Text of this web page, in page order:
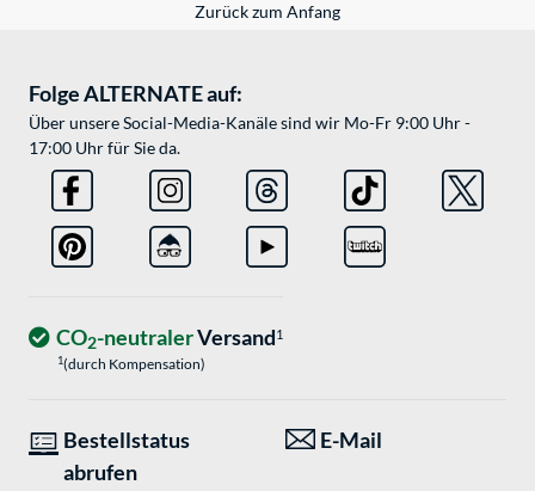
Zurück zum Anfang
Folge ALTERNATE auf:
Über unsere Social-Media-Kanäle sind wir Mo-Fr 9:00 Uhr -
17:00 Uhr für Sie da.
CO2-neutralerVersand1
1(durch Kompensation)
Bestellstatus
abrufen
E-Mail